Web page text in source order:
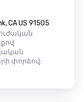
CA US 91505
փորձով: